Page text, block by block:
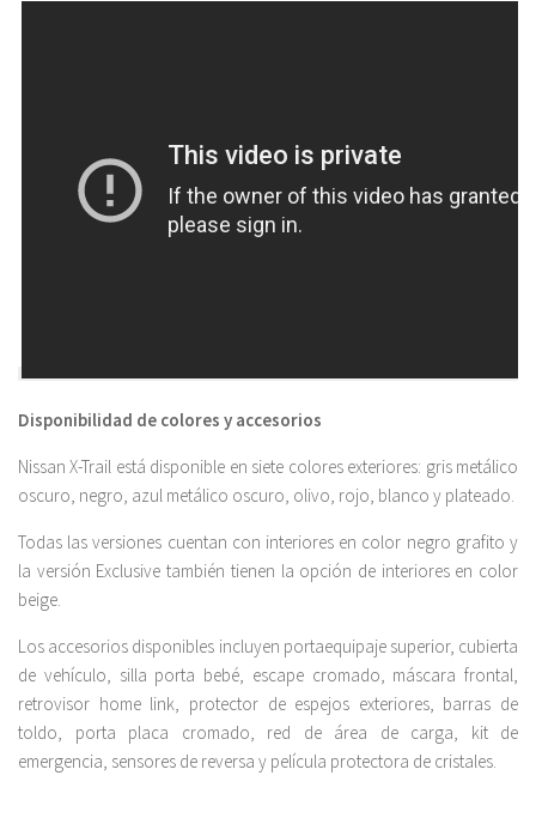
Disponibilidad de colores y accesorios
Nissan X-Trail está disponible en siete colores exteriores: gris metálico
oscuro, negro, azul metálico oscuro, olivo, rojo, blanco y plateado.
Todas las versiones cuentan con interiores en color negro grafito y
la versión Exclusive también tienen la opción de interiores en color
beige.
Los accesorios disponibles incluyen portaequipaje superior, cubierta
de vehículo, silla porta bebé, escape cromado, máscara frontal,
retrovisor home link, protector de espejos exteriores, barras de
toldo, porta placa cromado, red de área de carga, kit de
emergencia, sensores de reversa y película protectora de cristales.